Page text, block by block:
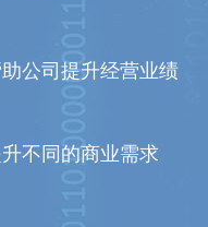
公司提升经营业绩
不同的商业需求